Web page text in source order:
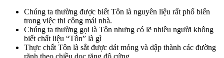
Chúng ta thường được biết Tôn là nguyên liệu rất phổ biển
trong việc thi công mái nhà.
Chúng ta thường gọi là Tôn nhưng có lẽ nhiều người không
biết chất liệu “Tôn” là gì
Thực chất Tôn là sắt được dát mỏng và dập thành các đường
rãnh theo chiều dọc tăng độ cứng